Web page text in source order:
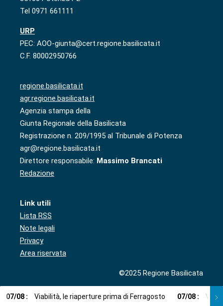
Tel 0971 661111
URP
PEC: AOO-giunta@cert.regione.basilicata.it
C.F. 80002950766
regione.basilicata.it
agr.regione.basilicata.it
Agenzia stampa della
Giunta Regionale della Basilicata
Registrazione n. 209/1995 al Tribunale di Potenza
agr@regione.basilicata.it
Direttore responsabile: Massimo Brancati
Redazione
Link utili
Lista RSS
Note legali
Privacy
Area riservata
©2025 Regione Basilicata
07/08 : Viabilità, le riaperture prima di Ferragosto 07/08 : Via